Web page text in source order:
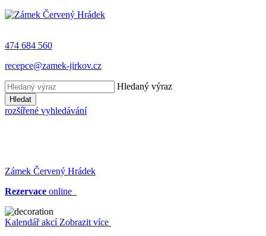
474 684 560
recepce@zamek-jirkov.cz
Hledaný výraz
Hledat
rozšířené vyhledávání
Zámek Červený Hrádek
Rezervace online
Kalendář akcí Zobrazit více